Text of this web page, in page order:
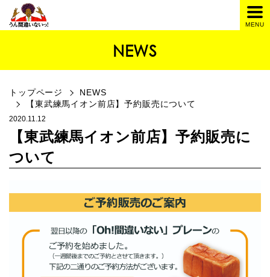
NEWS
トップページ
NEWS
【東武練馬イオン前店】予約販売について
2020.11.12
【東武練馬イオン前店】予約販売に
ついて